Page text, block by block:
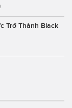
Trở Thành Black